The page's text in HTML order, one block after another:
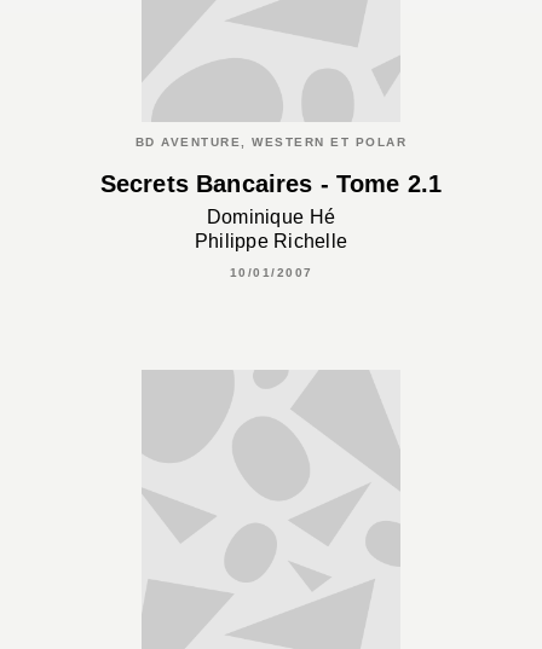
BD AVENTURE, WESTERN ET POLAR
Secrets Bancaires - Tome 2.1
Dominique Hé
Philippe Richelle
10/01/2007